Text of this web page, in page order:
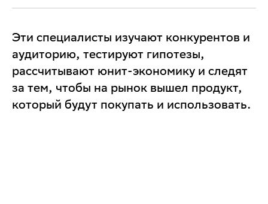
Эти специалисты изучают конкурентов и
аудиторию, тестируют гипотезы,
рассчитывают юнит-экономику и следят
за тем, чтобы на рынок вышел продукт,
который будут покупать и использовать.